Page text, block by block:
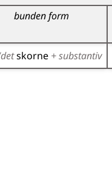
bunden form
skorne + substantiv